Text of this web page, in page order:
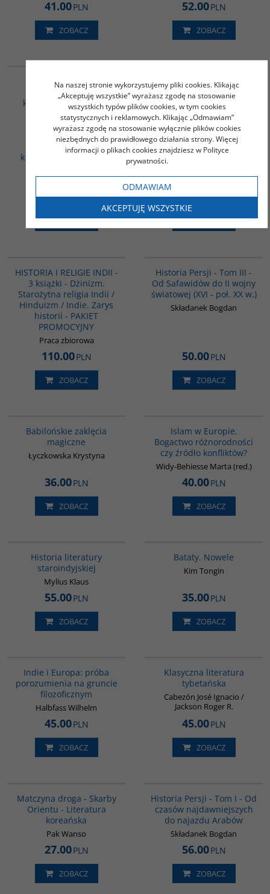
41.00PLN
ZOBACZ
52.00PLN
ZOBACZ
G1157
CHIŃSKIE
TRANSFORMACJE - 2
książki - NOWY DŁUGI
MARSZ. Chiny ery Xi
Jinpinga / Wielki
Renesans. Chińska
transformacja i jej
konsekwencje - PAKIET
125.00PLN
ZOBACZ
G023
Chiny od A do Z. Państwo
Środka na każdą kieszeń
Staniszewski Jakub /
Szoszkiewicz Łukasz
50.00PLN
ZOBACZ
HISTORIA I RELIGIE INDII -
3 książki - Dżinizm.
Starożytna religia Indii /
Hinduizm / Indie. Zarys
historii - PAKIET
PROMOCYJNY
Praca zbiorowa
110.00PLN
ZOBACZ
Historia Persji - Tom III -
Od Safawidów do II wojny
światowej (XVI - poł. XX w.)
Składanek Bogdan
50.00PLN
ZOBACZ
Babilońskie zaklęcia
magiczne
Łyczkowska Krystyna
36.00PLN
ZOBACZ
Islam w Europie.
Bogactwo różnorodności
czy źródło konfliktów?
Widy-Behiesse Marta (red.)
40.00PLN
ZOBACZ
Historia literatury
staroindyjskiej
Mylius Klaus
55.00PLN
ZOBACZ
Bataty. Nowele
Kim Tongin
35.00PLN
ZOBACZ
Indie i Europa: próba
porozumienia na gruncie
filozoficznym
Halbfass Wilhelm
45.00PLN
ZOBACZ
Klasyczna literatura
tybetańska
Cabezón José Ignacio /
Jackson Roger R.
45.00PLN
ZOBACZ
Matczyna droga - Skarby
Orientu - Literatura
koreańska
Pak Wanso
27.00PLN
ZOBACZ
Historia Persji - Tom I - Od
czasów najdawniejszych
do najazdu Arabów
Składanek Bogdan
56.00PLN
ZOBACZ
Na naszej stronie wykorzystujemy pliki cookies. Klikając
„Akceptuję wszystkie” wyrażasz zgodę na stosowanie
wszystkich typów plików cookies, w tym cookies
statystycznych i reklamowych. Klikając „Odmawiam”
wyrażasz zgodę na stosowanie wyłącznie plików cookies
niezbędnych do prawidłowego działania strony. Więcej
informacji o plikach cookies znajdziesz w Polityce
prywatności.
ODMAWIAM
AKCEPTUJĘ WSZYSTKIE